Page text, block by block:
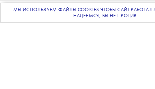
ПОДПИСЫВАЙТЕСЬНА НАШУ
О ПРОЕКТЕ
КОМАНДА
МЫ ИСПОЛЬЗУЕМ ФАЙЛЫ COOKIES ЧТОБЫ САЙТ РАБОТАЛ
НАДЕЕМСЯ, ВЫ НЕ ПРОТИВ.